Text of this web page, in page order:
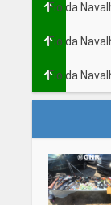
Fio da
Fio da
Fio da